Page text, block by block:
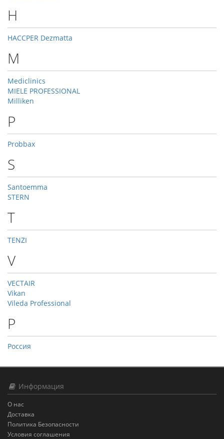
H
HACCPER Dezmatta
M
Mediclinics
MIELE PROFESSIONAL
Milliken
P
Probbax
S
Santoemma
STERN
T
TENZI
V
VECTAIR
Vikan
Vileda Professional
Р
Россия
Информация
О нас
Доставка
Политика Безопасности
Условия соглашения